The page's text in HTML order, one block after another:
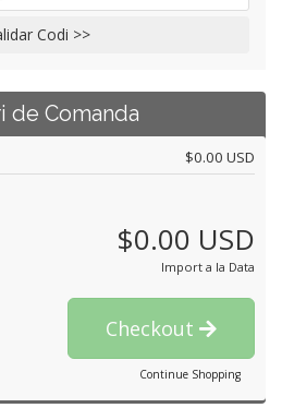
Codi >>
de Comanda
$0.00 USD
$0.00 USD
Import a la Data
Checkout
Continue Shopping